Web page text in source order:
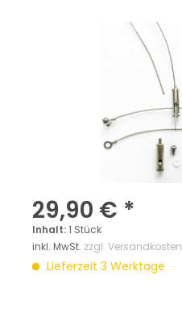
29,90 € *
Inhalt:1 Stück
inkl. MwSt. zzgl. Versandkosten
Lieferzeit 3 Werktage